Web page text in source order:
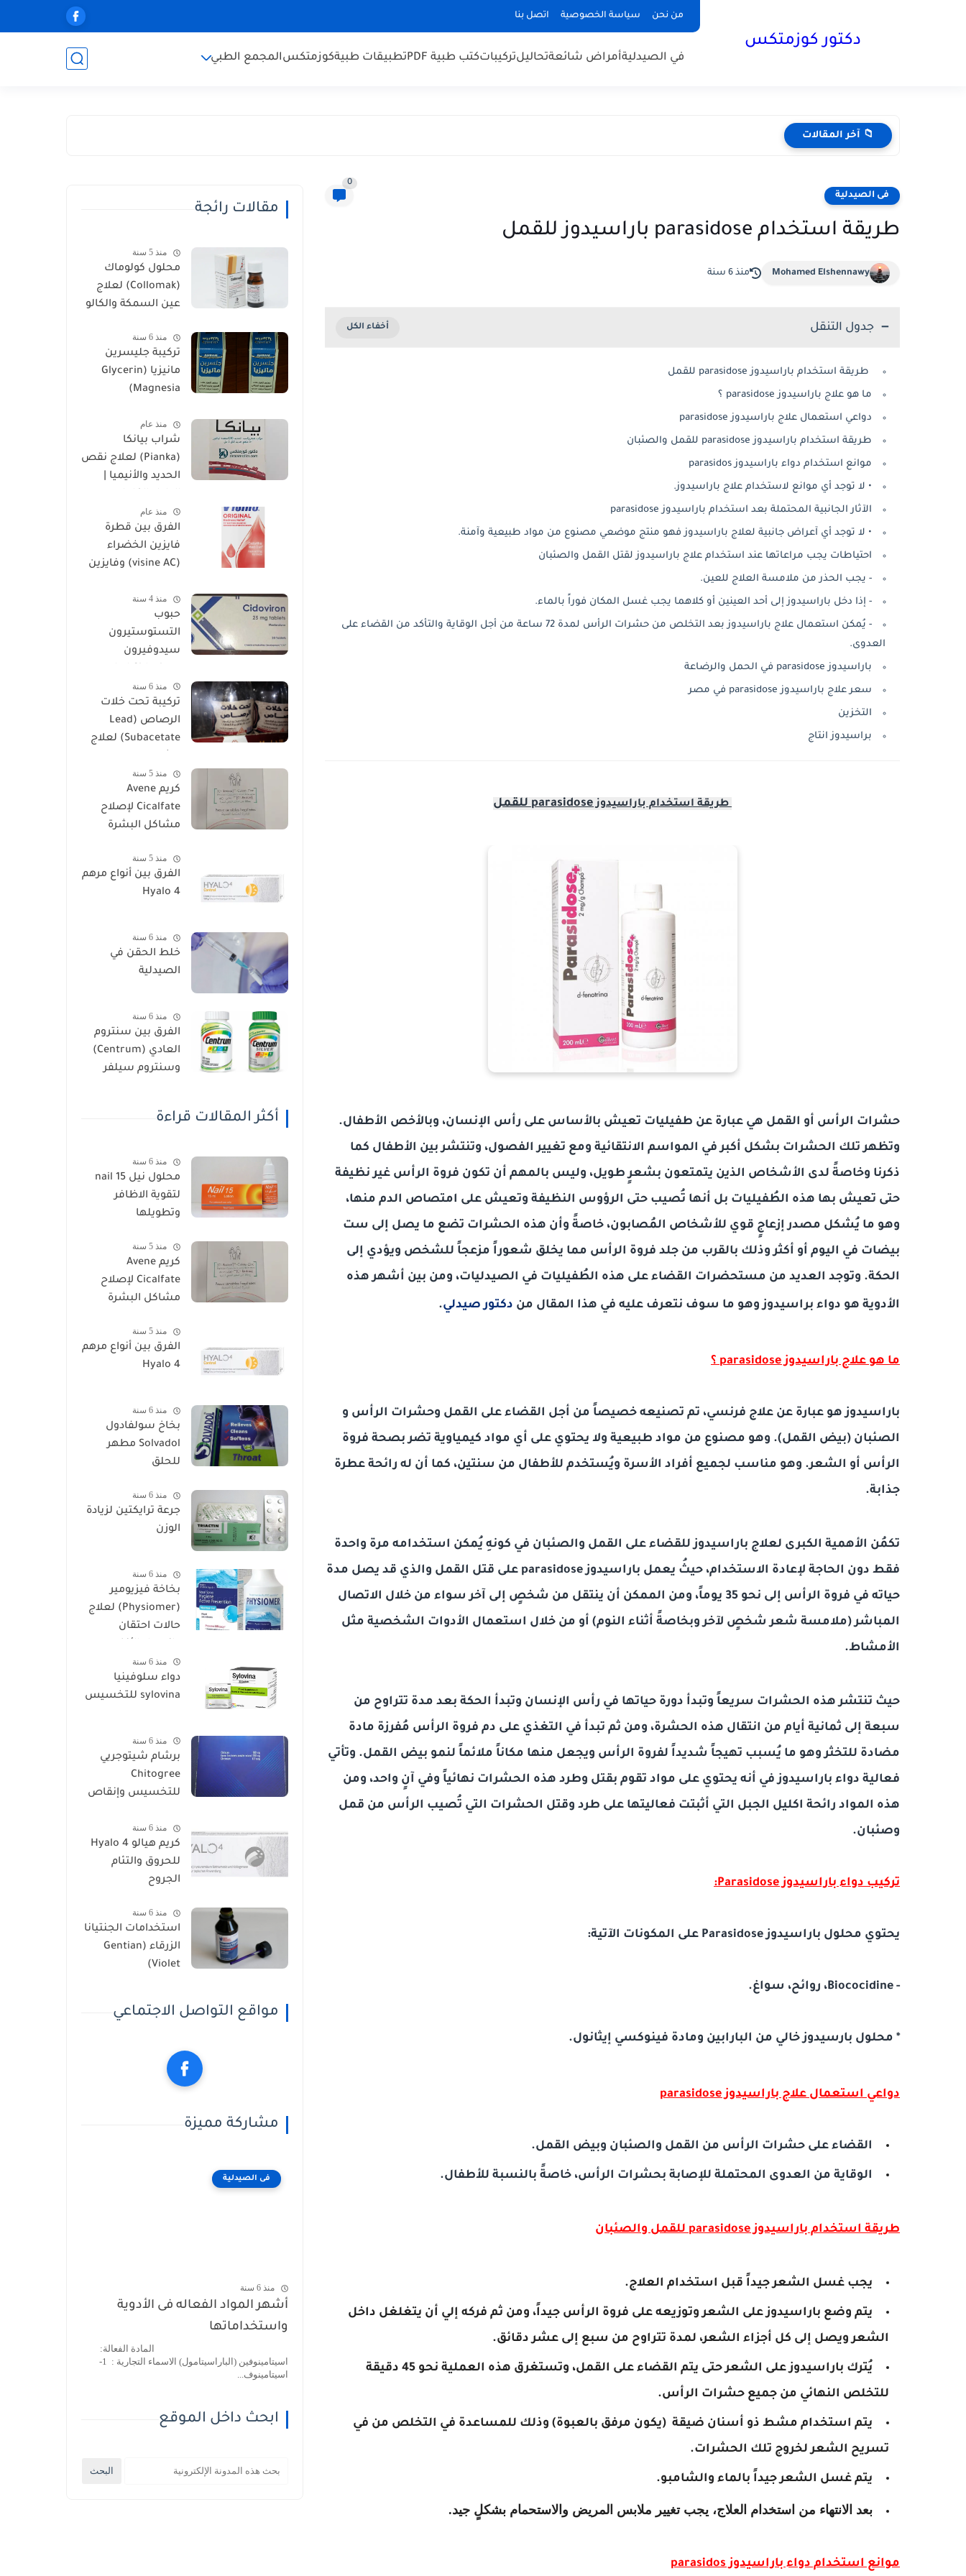
من نحن سياسة الخصوصية اتصل بنا
دكتور كوزمتكس
في الصيدليةأمراض شائعةتحاليلتركيباتكتب طبية PDF تطبيقات طبيةكوزمتكسالمجمع الطبي
📁 آخر المقالات
فى الصيدلية
0
طريقة استخدام parasidose باراسيدوز للقمل
Mohamed Elshennawy منذ 6 سنة
جدول التنقل
طريقة استخدام باراسيدوز parasidose للقمل
ما هو علاج باراسيدوز parasidose ؟
دواعي استعمال علاج باراسيدوز parasidose
طريقة استخدام باراسيدوز parasidose للقمل والصئبان
موانع استخدام دواء باراسيدوز parasidos
• لا توجد أي موانع لاستخدام علاج باراسيدوز.
الآثار الجانبية المحتملة بعد استخدام باراسيدوز parasidose
• لا توجد أي آعراض جانبية لعلاج باراسيدوز فهو منتج موضعي مصنوع من مواد طبيعية وآمنة.
احتياطات يجب مراعاتها عند استخدام علاج باراسيدوز لقتل القمل والصئبان
- يجب الحذر من ملامسة العلاج للعين.
- إذا دخل باراسيدوز إلى أحد العينين أو كلاهما يجب غسل المكان فوراً بالماء.
- يُمكن استعمال علاج باراسيدوز بعد التخلص من حشرات الرأس لمدة 72 ساعة من أجل الوقاية والتأكد من القضاء على
العدوى.
باراسيدوز parasidose في الحمل والرضاعة
سعر علاج باراسيدوز parasidose في مصر
التخزين
براسيدوز انتاج
طريقة استخدام باراسيدوزparasidoseللقمل
حشرات الرأس أو القمل هي عبارة عن طفيليات تعيش بالأساس على رأس الإنسان، وبالأخص الأطفال.
وتظهر تلك الحشرات بشكل أكبر في المواسم الانتقائية ومع تغيير الفصول، وتنتشر بين الأطفال كما
ذكرنا وخاصةً لدى الأشخاص الذين يتمتعون بشعرٍ طويل، وليس بالمهم أن تكون فروة الرأس غير نظيفة
حتى تعيش بها هذه الطُفيليات بل أنها تُصيب حتى الرؤوس النظيفة وتعيش على امتصاص الدم منها،
وهو ما يُشكل مصدر إزعاجٍ قوي للأشخاص المُصابون، خاصةً وأن هذه الحشرات تضع ما يصل إلى ست
بيضات في اليوم أو أكثر وذلك بالقرب من جلد فروة الرأس مما يخلق شعوراً مزعجاً للشخص ويؤدي إلى
الحكة. وتوجد العديد من مستحضرات القضاء على هذه الطُفيليات في الصيدليات، ومن بين أشهر هذه
الأدوية هو دواء براسيدوز وهو ما سوف نتعرف عليه في هذا المقال من دكتور صيدلي.
ما هو علاج باراسيدوزparasidose؟
باراسيدوز هو عبارة عن علاج فرنسي، تم تصنيعه خصيصاً من أجل القضاء على القمل وحشرات الرأس و
الصئبان (بيض القمل). وهو مصنوع من مواد طبيعية ولا يحتوي على أي مواد كيمياوية تضر بصحة فروة
الرأس أو الشعر. وهو مناسب لجميع أفراد الأسرة ويُستخدم للأطفال من سنتين، كما أن له رائحة عطرة
جذابة.
تكمُن الأهمية الكبرى لعلاج باراسيدوز للقضاء على القمل والصئبان في كونهِ يُمكن استخدامه مرة واحدة
فقط دون الحاجة لإعادة الاستخدام، حيثُ يعمل باراسيدوزparasidose على قتل القمل والذي قد يصل مدة
حياته في فروة الرأس إلى نحو 35 يوماً، ومن الممكن أن ينتقل من شخصٍ إلى آخر سواء من خلال الاتصال
المباشر (ملامسة شعر شخصٍ لآخر وبخاصةً أثناء النوم) أو من خلال استعمال الأدوات الشخصية مثل
الأمشاط.
حيث تنتشر هذه الحشرات سريعاً وتبدأ دورة حياتها في رأس الإنسان وتبدأ الحكة بعد مدة تتراوح من
سبعة إلى ثمانية أيام من انتقال هذه الحشرة، ومن ثم تبدأ في التغذي على دم فروة الرأس مُفرزة مادة
مضادة للتخثر وهو ما يُسبب تهيجاً شديداً لفروة الرأس ويجعل منها مكاناً ملائماً لنمو بيض القمل. وتأتي
فعالية دواء باراسيدوز في أنه يحتوي على مواد تقوم بقتل وطرد هذه الحشرات نهائياً وفي آنٍ واحد، ومن
هذه المواد رائحة اكليل الجبل التي أثبتت فعاليتها على طرد وقتل الحشرات التي تُصيب الرأس من قمل
وصئبان.
تركيب دواء باراسيدوز Parasidose:
يحتوي محلول باراسيدوز Parasidose على المكونات الآتية:
- Biococidine، روائح، سواغ.
* محلول بارسيدوز خالي من البارابين ومادة فينوكسي إيثانول.
دواعي استعمال علاج باراسيدوزparasidose
القضاء على حشرات الرأس من القمل والصئبان وبيض القمل.
الوقاية من العدوى المحتملة للإصابة بحشرات الرأس، خاصةً بالنسبة للأطفال.
طريقة استخدام باراسيدوزparasidoseللقمل والصئبان
يجب غسل الشعر جيداً قبل استخدام العلاج.
يتم وضع باراسيدوز على الشعر وتوزيعه على فروة الرأس جيداً، ومن ثم فركه إلي أن يتغلغل داخل
الشعر ويصل إلى كل أجزاء الشعر، لمدة تتراوح من سبع إلى عشر دقائق.
يُترك باراسيدوز على الشعر حتى يتم القضاء على القمل، وتستغرق هذه العملية نحو 45 دقيقة
للتخلص النهائي من جميع حشرات الرأس.
يتم استخدام مشط ذو أسنان ضيقة (يكون مرفق بالعبوة) وذلك للمساعدة في التخلص من في
تسريح الشعر لخروج تلك الحشرات.
يتم غسل الشعر جيداً بالماء والشامبو.
بعد الانتهاء من استخدام العلاج، يجب تغيير ملابس المريض والاستحمام بشكلٍ جيد.
موانع استخدام دواء باراسيدوزparasidos
مقالات رائجة
منذ 5 سنة
محلول كولوماك
(Collomak) لعلاج
عين السمكة والكالو
منذ 6 سنة
تركيبة جليسرين
مانيزيا (Glycerin
Magnesia)
منذ عام
شراب بيانكا
(Pianka) لعلاج نقص
الحديد والأنيميا |
منذ عام
الفرق بين قطرة
فايزين الخضراء
(visine AC) وفايزين
original)
منذ 4 سنة
حبوب
التستوستيرون
سيدوفيرون
العقم
منذ 6 سنة
تركيبة تحت خلات
الرصاص (Lead
Subacetate) لعلاج
البواسير
منذ 5 سنة
كريم Avene
Cicalfate لإصلاح
مشاكل البشرة
منذ 5 سنة
الفرق بين أنواع مرهم
Hyalo 4
منذ 6 سنة
خلط الحقن في
الصيدلية
منذ 6 سنة
الفرق بين سنتروم
العادي (Centrum)
وسنتروم سيلفر
أكثر المقالات قراءة
منذ 6 سنة
محلول نيل nail 15
لتقوية الاظافر
وتطويلها
منذ 5 سنة
كريم Avene
Cicalfate لإصلاح
مشاكل البشرة
منذ 5 سنة
الفرق بين أنواع مرهم
Hyalo 4
منذ 6 سنة
بخاخ سولفادول
Solvadol مطهر
للحلق
منذ 6 سنة
جرعة ترايكتين لزيادة
الوزن
منذ 6 سنة
بخاخة فيزيومير
(Physiomer) لعلاج
حالات احتقان
منذ 6 سنة
دواء سلوفينيا
sylovina للتخسيس
منذ 6 سنة
برشام شيتوجريي
Chitogree
للتخسيس وإنقاص
منذ 6 سنة
كريم هيالو 4 Hyalo
للحروق والتئام
الجروح
منذ 6 سنة
استخدامات الجنتيانا
الزرقاء (Gentian
Violet)
مواقع التواصل الاجتماعي
مشاركة مميزة
فى الصيدلية
منذ 6 سنة
أشهر المواد الفعاله فى الأدوية
واستخداماتها
المادة الفعالة:
اسيتامينوفين (الباراسيتامول) الاسماء التجارية : 1-
اسيتامينوف...
ابحث داخل الموقع